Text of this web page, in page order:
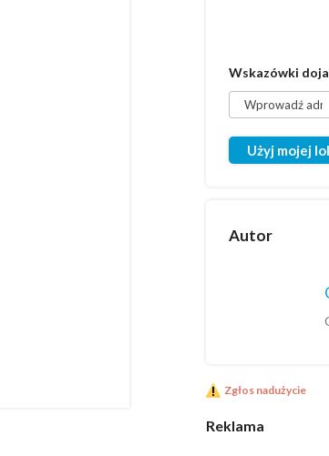
Wskazówki
Użyj mojej
Autor
Zgłos nadużycie
Reklama